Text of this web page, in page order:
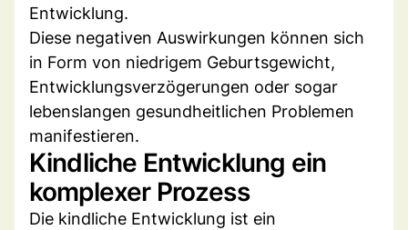
Entwicklung.
Diese negativen Auswirkungen können sich
in Form von niedrigem Geburtsgewicht,
Entwicklungsverzögerungen oder sogar
lebenslangen gesundheitlichen Problemen
manifestieren.
Kindliche Entwicklung ein
komplexer Prozess
Die kindliche Entwicklung ist ein